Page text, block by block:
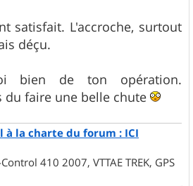
satisfait. L'accroche, surtout
déçu.
bien de ton opération.
du faire une belle chute
la charte du forum : ICI
410 2007, VTTAE TREK, GPS